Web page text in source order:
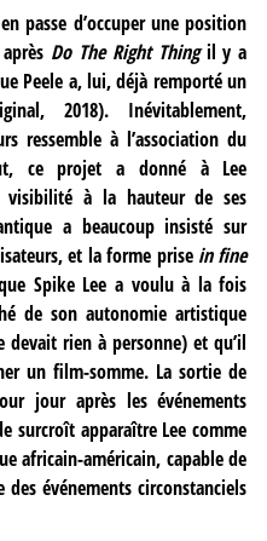
passe d’occuper une position
Do The Right Thingil y a
Peele a, lui, déjà remporté un
2018). Inévitablement,
ressemble à l’association du
ce projet a donné à Lee
visibilité à la hauteur de ses
a beaucoup insisté sur
et la forme prise in fine
Spike Lee a voulu à la fois
de son autonomie artistique
rien à personne) et qu’il
un film-somme. La sortie de
jour après les événements
surcroît apparaître Lee comme
africain-américain, capable de
événements circonstanciels